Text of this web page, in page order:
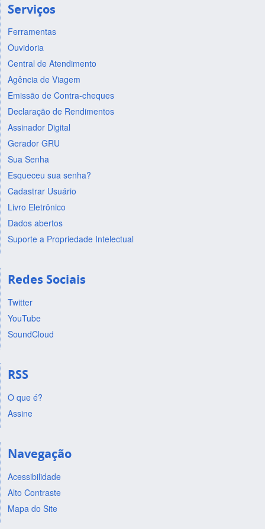
Serviços
Ferramentas
Ouvidoria
Central de Atendimento
Agência de Viagem
Emissão de Contra-cheques
Declaração de Rendimentos
Assinador Digital
Gerador GRU
Sua Senha
Esqueceu sua senha?
Cadastrar Usuário
Livro Eletrônico
Dados abertos
Suporte a Propriedade Intelectual
Redes Sociais
Twitter
YouTube
SoundCloud
RSS
O que é?
Assine
Navegação
Acessibilidade
Alto Contraste
Mapa do Site